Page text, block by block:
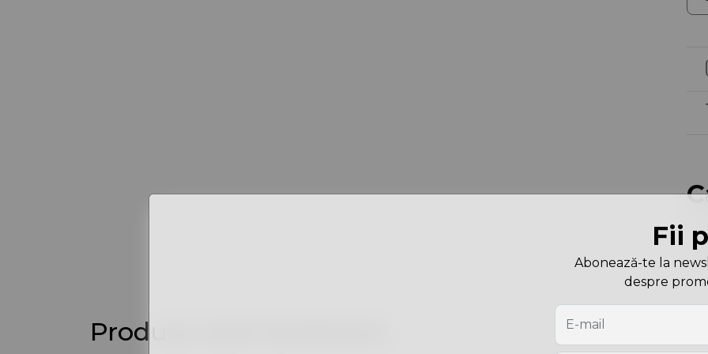
Produse asemănătoare
Fii
Abonează-te la
despre